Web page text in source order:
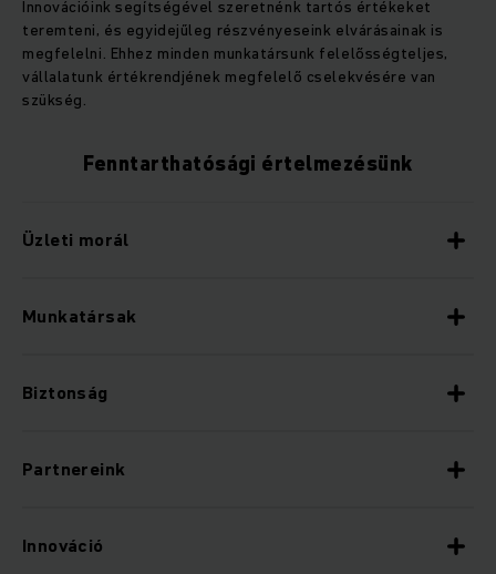
Innovációink segítségével szeretnénk tartós értékeket
teremteni, és egyidejűleg részvényeseink elvárásainak is
megfelelni. Ehhez minden munkatársunk felelősségteljes,
vállalatunk értékrendjének megfelelő cselekvésére van
szükség.
Fenntarthatósági értelmezésünk
Üzleti morál
Munkatársak
Biztonság
Partnereink
Innováció